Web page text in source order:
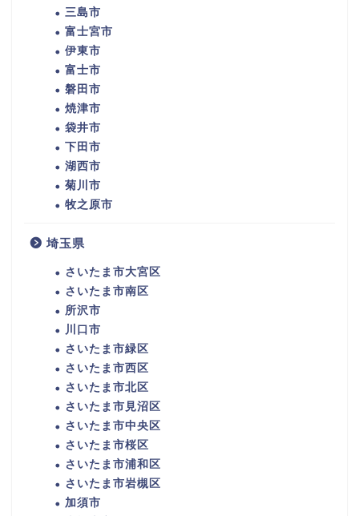
三島市
富士宮市
伊東市
富士市
磐田市
焼津市
袋井市
下田市
湖西市
菊川市
牧之原市
埼玉県
さいたま市大宮区
さいたま市南区
所沢市
川口市
さいたま市緑区
さいたま市西区
さいたま市北区
さいたま市見沼区
さいたま市中央区
さいたま市桜区
さいたま市浦和区
さいたま市岩槻区
加須市